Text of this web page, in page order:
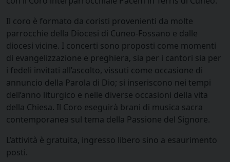
Il coro è formato da coristi provenienti da molte
parrocchie della Diocesi di Cuneo-Fossano e dalle
diocesi vicine. I concerti sono proposti come momenti
di evangelizzazione e preghiera, sia per i cantori sia per
i fedeli invitati all’ascolto, vissuti come occasione di
annuncio della Parola di Dio; si inseriscono nei tempi
dell’anno liturgico e nelle diverse occasioni della vita
della Chiesa. Il Coro eseguirà brani di musica sacra
contemporanea sul tema della Passione del Signore.
L’attività è gratuita, ingresso libero sino a esaurimento
posti.